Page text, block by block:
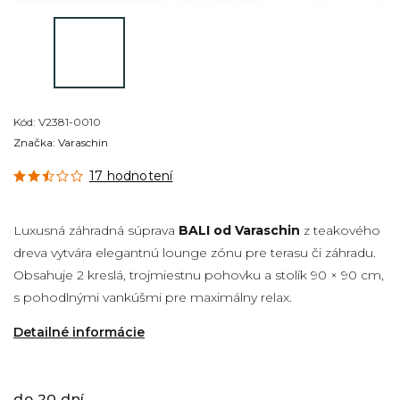
Kód: V2381-0010
17 hodnotení
Luxusná záhradná súprava BALI od Varaschin z teakového
dreva vytvára elegantnú lounge zónu pre terasu či záhradu.
Obsahuje 2 kreslá, trojmiestnu pohovku a stolík 90 × 90 cm,
s pohodlnými vankúšmi pre maximálny relax.
Detailné informácie
Značka: Varaschin